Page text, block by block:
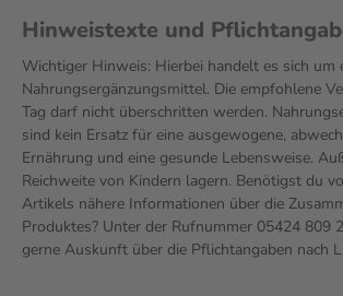
Hinweistexte und
Wichtiger Hinweis: Hierbei handelt es sich um
Nahrungsergänzungsmittel. Die empfohlene
Tag darf nicht überschritten werden.
sind kein Ersatz für eine ausgewogene,
Ernährung und eine gesunde Lebensweise.
Reichweite von Kindern lagern. Benötigst du
Artikels nähere Informationen über die
Produktes? Unter der Rufnummer 05424 809
gerne Auskunft über die Pflichtangaben nach